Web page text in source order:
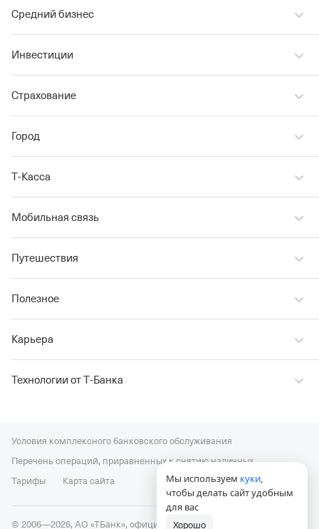
Средний бизнес
Инвестиции
Страхование
Город
Т‑Касса
Мобильная связь
Путешествия
Полезное
Карьера
Технологии от Т‑Банка
Условия комплексного банковского обслуживания
Перечень операций, приравненных к снятию наличных
Тарифы
Карта сайта
© 2006—2026, АО «ТБанк», официальный сайт,
Мы используем куки,
чтобы делать сайт удобным
для вас
Хорошо